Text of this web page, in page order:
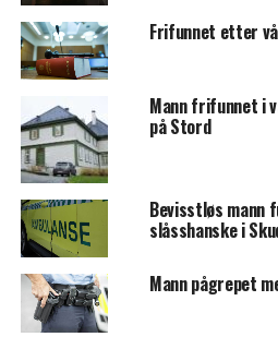
Frifunnet etter
Mann frifunnet i
på Stord
Bevisstløs mann
slåsshanske i
Mann pågrepet